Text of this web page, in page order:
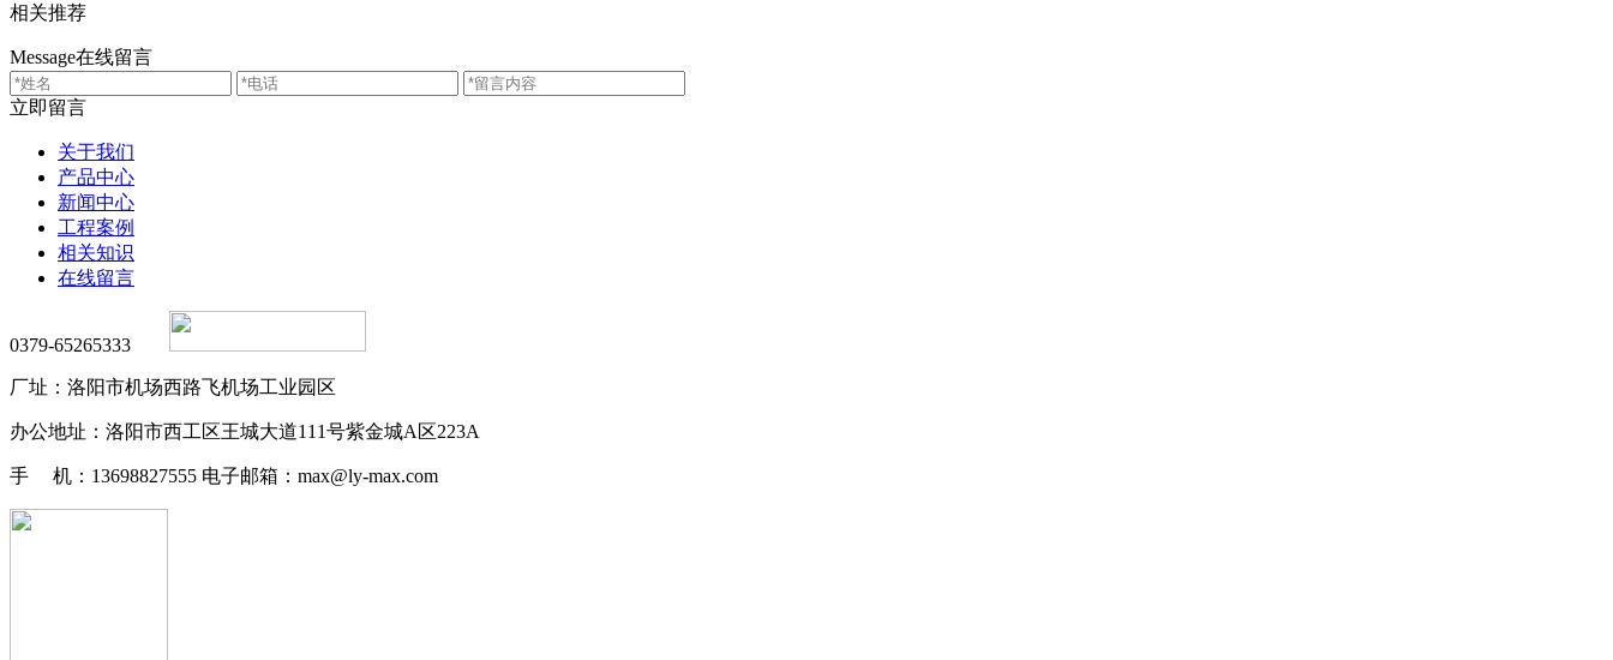
相关推荐
Message在线留言
立即留言
关于我们
产品中心
新闻中心
工程案例
相关知识
在线留言
0379-65265333
厂址：洛阳市机场西路飞机场工业园区
办公地址：洛阳市西工区王城大道111号紫金城A区223A
手 机：13698827555 电子邮箱：max@ly-max.com